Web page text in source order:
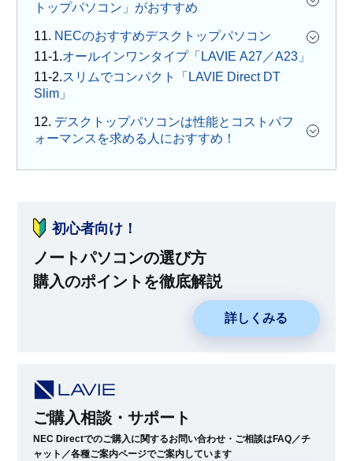
トップパソコン」がおすすめ
11. NECのおすすめデスクトップパソコン
オールインワンタイプ「LAVIE A27／A23」
スリムでコンパクト「LAVIE Direct DT
Slim」
12. デスクトップパソコンは性能とコストパフ
ォーマンスを求める人におすすめ！
初心者向け！
ノートパソコンの選び方
購入のポイントを徹底解説
詳しくみる
ご購入相談・サポート
NEC Directでのご購入に関するお問い合わせ・ご相談はFAQ／チ
ャット／各種ご案内ページでご案内しています